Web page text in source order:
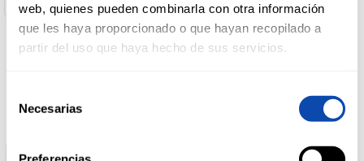
web, quienes pueden combinarla con otra información
que les haya proporcionado o que hayan recopilado a
partir del uso que haya hecho de sus servicios.
Necesarias
BAZAR